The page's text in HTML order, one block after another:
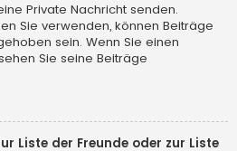
Private Nachricht senden.
Sie verwenden, können Beiträge
sein. Wenn Sie einen
Sie seine Beiträge
Liste der Freunde oder zur Liste